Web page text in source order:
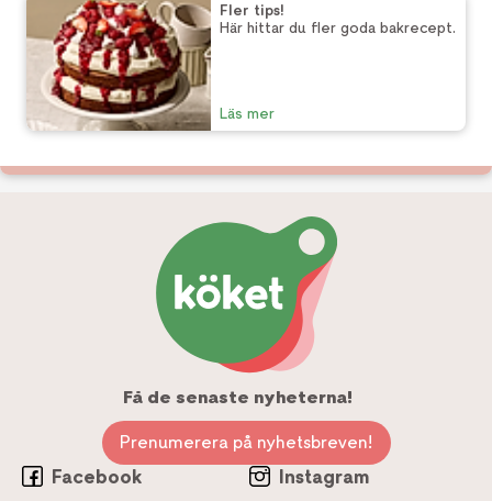
Fler tips!
Här hittar du fler goda bakrecept.
Läs mer
Få de senaste nyheterna!
Prenumerera på nyhetsbreven!
Facebook
Instagram